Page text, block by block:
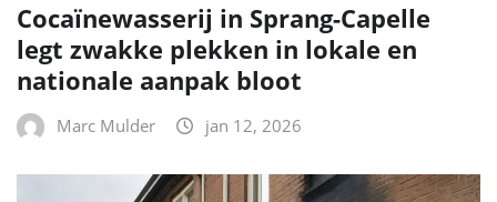
Cocaïnewasserij in Sprang-Capelle
legt zwakke plekken in lokale en
nationale aanpak bloot
Marc Mulder jan 12, 2026